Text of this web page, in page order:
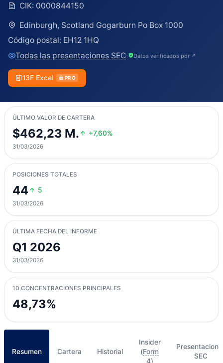
CIK: 0000844150
Edinburgh, Scotland Gogarburn Po Box 1000
Código postal: EH12 1HQ
Todas las presentaciones SEC· Datos verificados por ↗
13F Excel PRO
ÚLTIMO VALOR DE CARTERA
$462,23 M. +7,60%
31/03/2026
POSICIONES TOTALES
44 5
31/03/2026
ÚLTIMA FECHA DEL INFORME
Q1 2026
31/03/2026
10 CONCENTRACIONES PRINCIPALES
48,73%
Resumen Cartera Historial
Insider
(Form
4)
SEC